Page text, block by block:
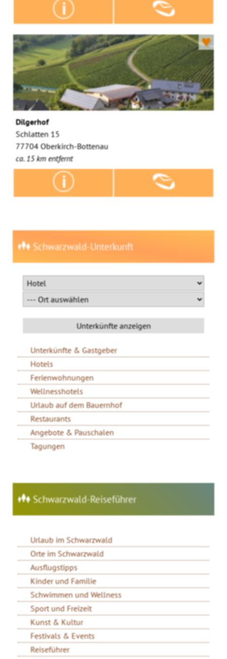
♥
Dilgerhof
Schlatten 15
77704 Oberkirch-Bottenau
ca. 15 km entfernt
Schwarzwald-Unterkunft
Unterkünfte & Gastgeber
Hotels
Ferienwohnungen
Wellnesshotels
Urlaub auf dem Bauernhof
Restaurants
Angebote & Pauschalen
Tagungen
Schwarzwald-Reiseführer
Urlaub im Schwarzwald
Orte im Schwarzwald
Ausflugstipps
Kinder und Familie
Schwimmen und Wellness
Sport und Freizeit
Kunst & Kultur
Festivals & Events
Reiseführer